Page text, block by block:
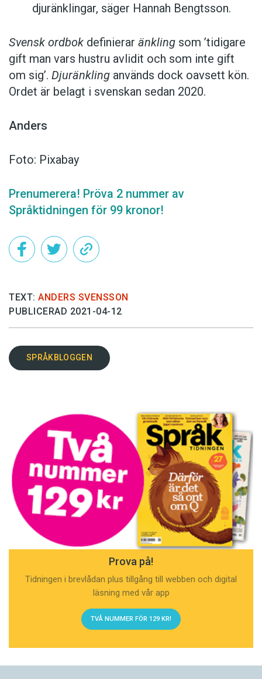
djuränklingar, säger Hannah Bengtsson.
Svensk ordbok definierar änkling som ’tidigare
gift man vars hustru av­lidit och som inte gift
om sig’. Djuränkling används dock oavsett kön.
Ordet är belagt i svenskan sedan 2020.
Anders
Foto: Pixabay
Prenumerera! Pröva 2 nummer av
Språktidningen för 99 kronor!
TEXT: ANDERS SVENSSON
PUBLICERAD 2021-04-12
SPRÅKBLOGGEN
Prova på!
Tidningen i brevlådan plus tillgång till webben och digital
läsning med vår app
TVÅ NUMMER FÖR 129 KR!